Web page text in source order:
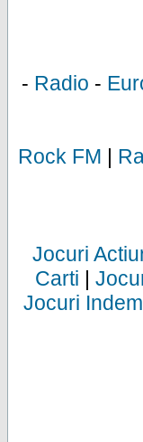
- Radio -
Rock FM |
Jocuri
Carti |
Jocuri